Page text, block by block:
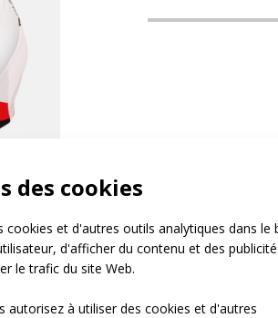
des cookies
cookies et d'autres outils analytiques dans le
d'afficher du contenu et des
le trafic du site Web.
autorisez à utiliser des cookies et d'autres